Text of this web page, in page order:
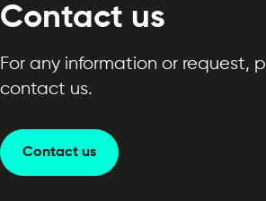
Contact us
For any information or request,
contact us.
Contact us